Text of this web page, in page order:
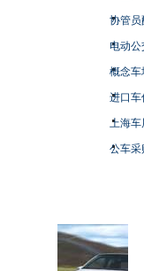
协管员
电动
概念车
进口车
上海
公车采